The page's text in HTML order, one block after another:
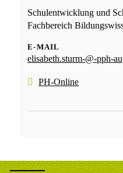
Schulentwicklung und
Fachbereich
E-MAIL
elisabeth.sturm-@-pph-
PH-Online